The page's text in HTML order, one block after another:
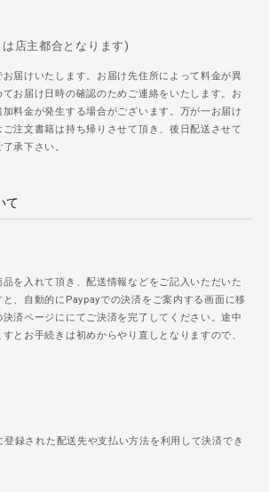
店主都合となります)
届けいたします。お届け先住所によって料金が異
お届け日時の確認のためご連絡をいたします。お
料金が発生する場合がございます。万が一お届け
注文書籍は持ち帰りさせて頂き、後日配送させて
承下さい。
て
を入れて頂き、配送情報などをご記入いただいた
と、自動的にPaypayでの決済をご案内する画面に移
済ページににてご決済を完了してください。途中
とお手続きは初めからやり直しとなりますので、
録された配送先や支払い方法を利用して決済でき